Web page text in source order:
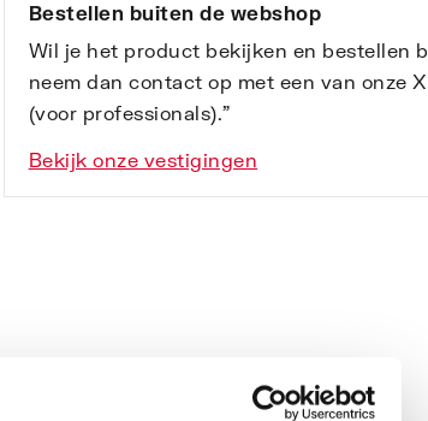
Bestellen buiten de webshop
Wil je het product bekijken en bestellen
neem dan contact op met een van onze
(voor professionals).”
Bekijk onze vestigingen